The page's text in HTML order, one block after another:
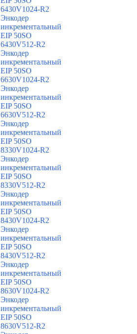
6430V1024-R2
Энкодер
инкрементальный
EIP 50SO
6430V512-R2
Энкодер
инкрементальный
EIP 50SO
6630V1024-R2
Энкодер
инкрементальный
EIP 50SO
6630V512-R2
Энкодер
инкрементальный
EIP 50SO
8330V1024-R2
Энкодер
инкрементальный
EIP 50SO
8330V512-R2
Энкодер
инкрементальный
EIP 50SO
8430V1024-R2
Энкодер
инкрементальный
EIP 50SO
8430V512-R2
Энкодер
инкрементальный
EIP 50SO
8630V1024-R2
Энкодер
инкрементальный
EIP 50SO
8630V512-R2